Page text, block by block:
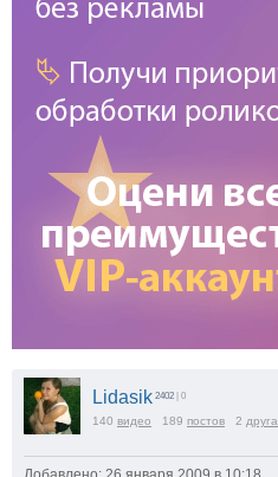
Lidasik 2402 | 0
140 видео 189 постов 2 друга